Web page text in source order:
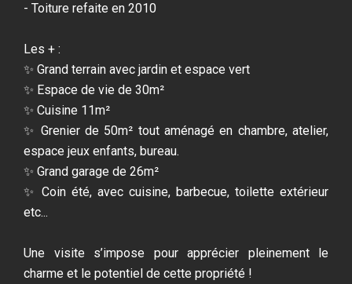
- Toiture refaite en 2010
Les + :
✨ Grand terrain avec jardin et espace vert
✨ Espace de vie de 30m²
✨ Cuisine 11m²
✨ Grenier de 50m² tout aménagé en chambre, atelier,
espace jeux enfants, bureau.
✨ Grand garage de 26m²
✨ Coin été, avec cuisine, barbecue, toilette extérieur
etc...
Une visite s’impose pour apprécier pleinement le
charme et le potentiel de cette propriété !